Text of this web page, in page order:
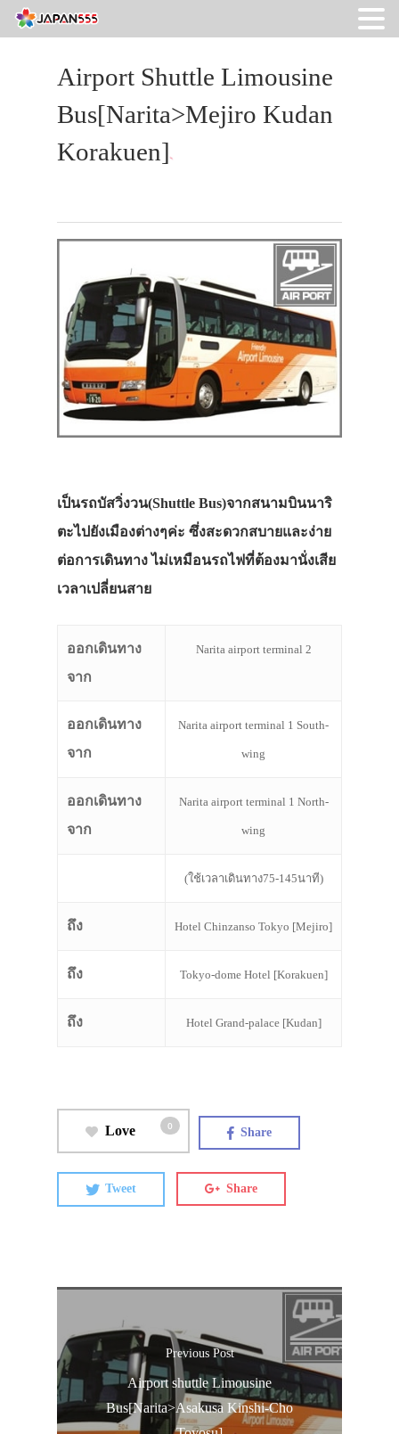
Airport Shuttle Limousine
Bus[Narita>Mejiro Kudan
Korakuen]
เป็นรถบัสวิ่งวน(Shuttle Bus)จากสนามบินนาริ
ตะไปยังเมืองต่างๆค่ะ ซึ่งสะดวกสบายและง่าย
ต่อการเดินทาง ไม่เหมือนรถไฟที่ต้องมานั่งเสีย
เวลาเปลี่ยนสาย
ออกเดินทาง
จาก
Narita airport terminal 2
ออกเดินทาง
จาก
Narita airport terminal 1 South-
wing
ออกเดินทาง
จาก
Narita airport terminal 1 North-
wing
(ใช้เวลาเดินทาง75-145นาที)
ถึง Hotel Chinzanso Tokyo [Mejiro]
ถึง Tokyo-dome Hotel [Korakuen]
ถึง Hotel Grand-palace [Kudan]
Love 0 Share
Tweet Share
Previous Post
Airport shuttle Limousine
Bus[Narita>Asakusa Kinshi-Cho